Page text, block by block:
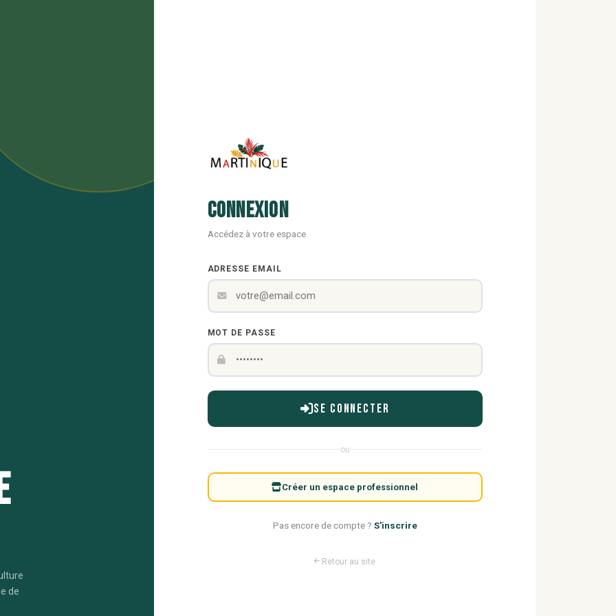
de
Connexion
Accédez à votre espace
ADRESSE EMAIL
MOT DE PASSE
Se connecter
ou
Créer un espace professionnel
Pas encore de compte ? S'inscrire
Retour au site